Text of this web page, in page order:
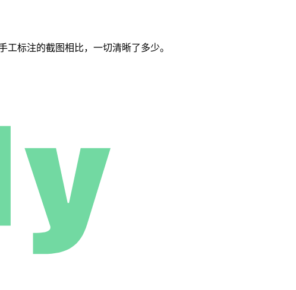
标注的截图相比，一切清晰了多少。